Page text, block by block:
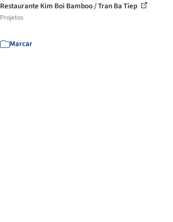
Restaurante Kim Boi Bamboo / Tran Ba Tiep
Projetos
Marcar